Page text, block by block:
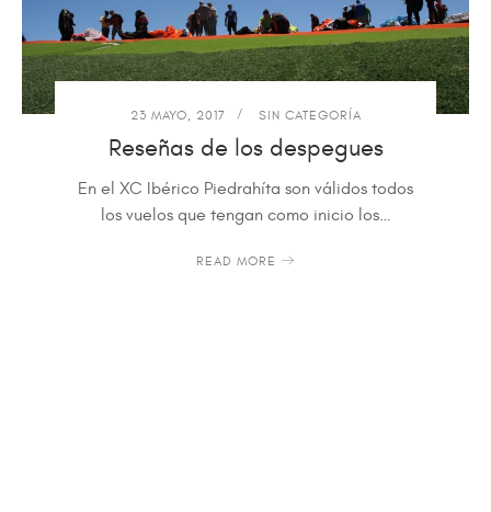
23 MAYO, 2017 SIN CATEGORÍA
Reseñas de los despegues
En el XC Ibérico Piedrahíta son válidos todos
los vuelos que tengan como inicio los…
READ MORE